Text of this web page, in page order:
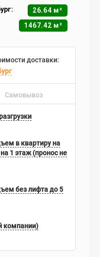
26.64 м²
1467.42 м²
доставки:
Самовывоз
в квартиру на
1 этаж (пронос не
без лифта до 5
компании)